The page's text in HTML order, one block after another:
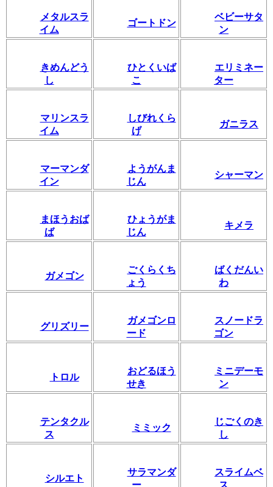
メタルスラ
イム
ゴートドン
ベビーサタ
ン
きめんどう
し
ひとくいば
こ
エリミネー
ター
マリンスラ
イム
しびれくら
げ
ガニラス
マーマンダ
イン
ようがんま
じん
シャーマン
まほうおば
ば
ひょうがま
じん
キメラ
ガメゴン
ごくらくち
ょう
ばくだんい
わ
グリズリー
ガメゴンロ
ード
スノードラ
ゴン
トロル
おどるほう
せき
ミニデーモ
ン
テンタクル
ス
ミミック
じごくのき
し
シルエト
サラマンダ
スライムベ